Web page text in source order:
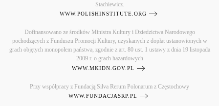
Stachiewicz.
WWW.POLISHINSTITUTE.ORG
Dofinansowano ze środków Ministra Kultury i Dziedzictwa Narodowego
pochodzących z Funduszu Promocji Kultury, uzyskanych z dopłat ustanowionych w
grach objętych monopolem państwa, zgodnie z art. 80 ust. 1 ustawy z dnia 19 listopada
2009 r. o grach hazardowych
WWW.MKIDN.GOV.PL
Przy współpracy z Fundacją Silva Rerum Polonarum z Częstochowy
WWW.FUNDACJASRP.PL